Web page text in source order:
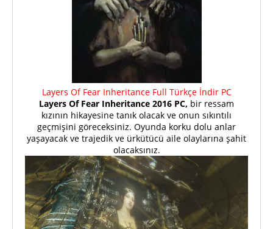
Layers Of Fear Inheritance Full Türkçe İndir PC
Layers Of Fear Inheritance 2016 PC, bir ressam
kızının hikayesine tanık olacak ve onun sıkıntılı
geçmişini göreceksiniz. Oyunda korku dolu anlar
yaşayacak ve trajedik ve ürkütücü aile olaylarına şahit
olacaksınız.